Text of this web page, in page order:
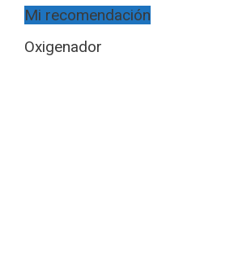
Mi recomendación
Oxigenador